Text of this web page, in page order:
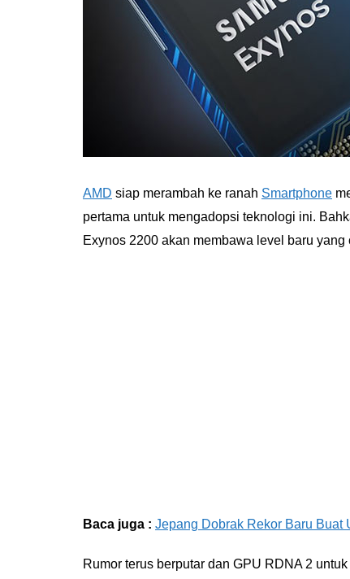
AMD siap merambah ke ranah Smartphone
pertama untuk mengadopsi teknologi ini.
Exynos 2200 akan membawa level baru
Baca juga : Jepang Dobrak Rekor Baru Buat
Rumor terus berputar dan GPU RDNA 2 untuk